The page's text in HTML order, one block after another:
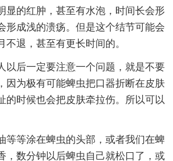
显的红肿，甚至有水泡，时间长会形
形成浅的溃疡。但是这个结节可能会
不退，甚至有更长时间的。
以后一定要注意一个问题，就是不要
因为极有可能蜱虫把口器折断在皮肤
的时候也会把皮肤牵拉伤。所以可以
等等涂在蜱虫的头部，或者我们在蜱
，数分钟以后蜱虫自己就松口了，或